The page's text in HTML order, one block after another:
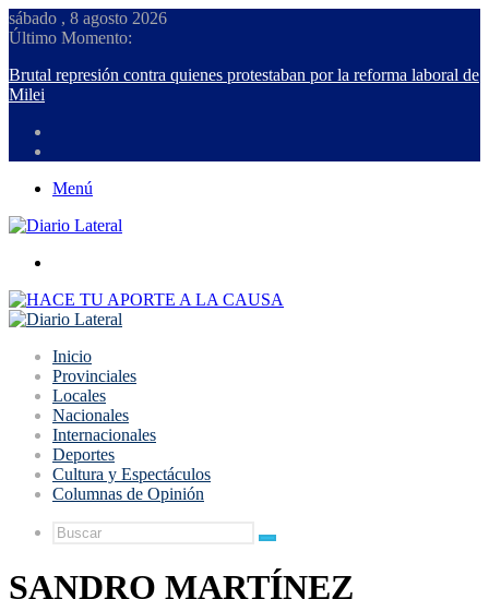
sábado , 8 agosto 2026
Último Momento:
Brutal represión contra quienes protestaban por la reforma laboral de
Milei
Menú
Inicio
Provinciales
Locales
Nacionales
Internacionales
Deportes
Cultura y Espectáculos
Columnas de Opinión
Buscar
SANDRO MARTÍNEZ